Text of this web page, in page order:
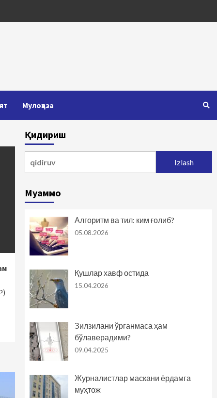
Мулоҳаза
Қидириш
Муаммо
Алгоритм ва тил: ким ғолиб?
05.08.2026
Қушлар хавф остида
15.04.2026
Зилзилани ўрганмаса ҳам
бўлаверадими?
09.04.2025
Журналистлар маскани ёрдамга
муҳтож